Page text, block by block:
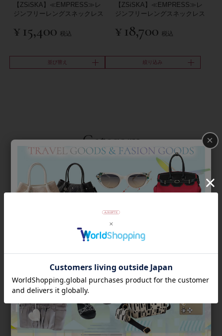
【ZSiSKA】≪EMPRESS≫レ
ジンフリーレングスネックレス
¥ 15,400 税込
【ZSiSKA】≪EMPRESS≫レ
ジンフリーレングスネックレス
¥ 18,700 税込
並び替え 絞り込み
Category ×